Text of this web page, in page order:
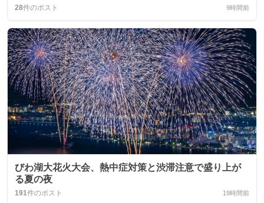
28件のポスト 9時間前
びわ湖大花火大会、熱中症対策と渋滞注意で盛り上が
る夏の夜
191件のポスト 19時間前